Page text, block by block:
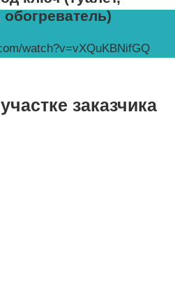
watch?v=vXQuKBNifGQ
заказчика